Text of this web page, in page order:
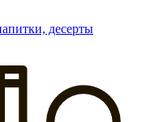
десерты